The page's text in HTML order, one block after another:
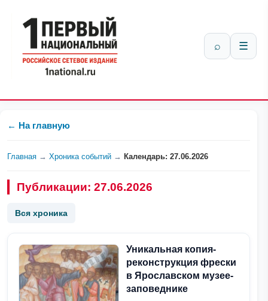
⌕ ☰
← На главную
Главная → Хроника событий → Календарь: 27.06.2026
Публикации: 27.06.2026
Вся хроника
Уникальная копия-
реконструкция фрески
в Ярославском музее-
заповеднике